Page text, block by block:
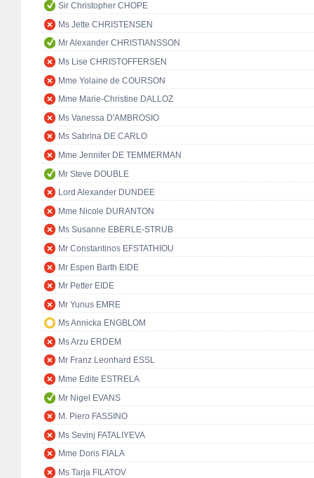
Sir Christopher CHOPE
Ms Jette CHRISTENSEN
Mr Alexander CHRISTIANSSON
Ms Lise CHRISTOFFERSEN
Mme Yolaine de COURSON
Mme Marie-Christine DALLOZ
Ms Vanessa D'AMBROSIO
Ms Sabrina DE CARLO
Mme Jennifer DE TEMMERMAN
Mr Steve DOUBLE
Lord Alexander DUNDEE
Mme Nicole DURANTON
Ms Susanne EBERLE-STRUB
Mr Constantinos EFSTATHIOU
Mr Espen Barth EIDE
Mr Petter EIDE
Mr Yunus EMRE
Ms Annicka ENGBLOM
Ms Arzu ERDEM
Mr Franz Leonhard ESSL
Mme Edite ESTRELA
Mr Nigel EVANS
M. Piero FASSINO
Ms Sevinj FATALIYEVA
Mme Doris FIALA
Ms Tarja FILATOV